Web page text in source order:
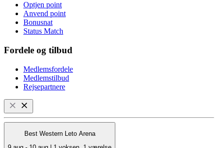
Optjen point
Anvend point
Bonusnat
Status Match
Fordele og tilbud
Medlemsfordele
Medlemstilbud
Rejsepartnere
Best Western Leto Arena